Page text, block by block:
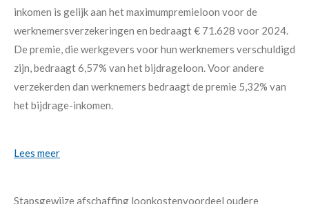
inkomen is gelijk aan het maximumpremieloon voor de
werknemersverzekeringen en bedraagt € 71.628 voor 2024.
De premie, die werkgevers voor hun werknemers verschuldigd
zijn, bedraagt 6,57% van het bijdrageloon. Voor andere
verzekerden dan werknemers bedraagt de premie 5,32% van
het bijdrage-inkomen.
Lees meer
Stapsgewijze afschaffing loonkostenvoordeel oudere